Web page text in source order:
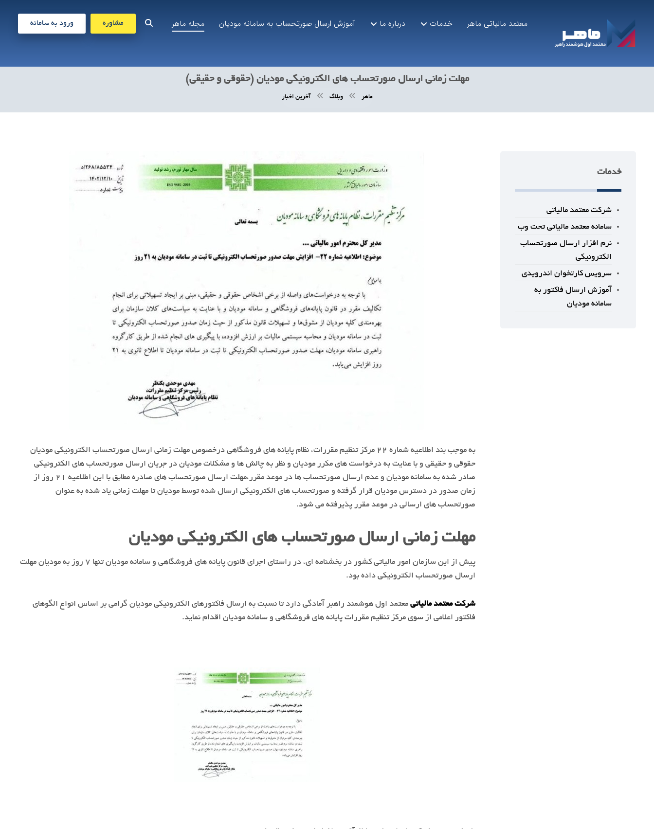
ورود به سامانه مشاوره معتمد مالیاتی ماهر خدمات درباره ما آموزش ارسال صورتحساب به سامانه مودیان مجله ماهر
مهلت زمانی ارسال صورتحساب های الکترونیکی مودیان (حقوقی و حقیقی)
ماهر وبلاگ آخرین اخبار
به موجب بند اطلاعیه شماره ۲۲ مرکز تنظیم مقررات، نظام پایانه های فروشگاهی درخصوص مهلت زمانی ارسال صورتحساب الکترونیکی مودیان
حقوقی و حقیقی و با عنایت به درخواست های مکرر مودیان و نظر به چالش ها و مشکلات مودیان در جریان ارسال صورتحساب های الکترونیکی
صادر شده به سامانه مودیان و عدم ارسال صورتحساب ها در موعد مقرر،مهلت ارسال صورتحساب های صادره مطابق با این اطلاعیه ۲۱ روز از
زمان صدور در دسترس مودیان قرار گرفته و صورتحساب های الکترونیکی ارسال شده توسط مودیان تا مهلت زمانی یاد شده به عنوان
صورتحساب های ارسالی در موعد مقرر پذیرفته می شود.
مهلت زمانی ارسال صورتحساب های الکترونیکی مودیان
پیش از این سازمان امور مالیاتی کشور در بخشنامه ای، در راستای اجرای قانون پایانه های فروشگاهی و سامانه مودیان تنها ۷ روز به مودیان مهلت
ارسال صورتحساب الکترونیکی داده بود.
شرکت معتمد مالیاتی معتمد اول هوشمند راهبر آمادگی دارد تا نسبت به ارسال فاکتورهای الکترونیکی مودیان گرامی بر اساس انواع الگوهای
فاکتور اعلامی از سوی مرکز تنظیم مقررات پایانه های فروشگاهی و سامانه مودیان اقدام نماید.
خدمات
شرکت معتمد مالیاتی
سامانه معتمد مالیاتی تحت وب
نرم افزار ارسال صورتحساب
الکترونیکی
سرویس کارتخوان اندرویدی
آموزش ارسال فاکتور به
سامانه مودیان